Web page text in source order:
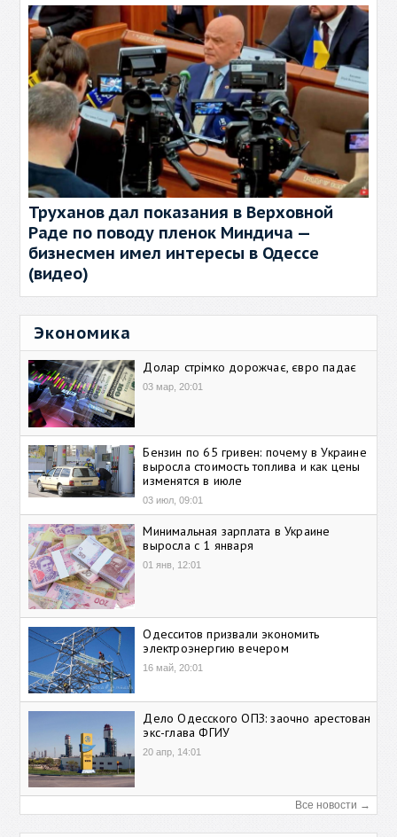
Труханов дал показания в Верховной
Раде по поводу пленок Миндича —
бизнесмен имел интересы в Одессе
(видео)
Экономика
Долар стрімко дорожчає, євро падає
03 мар, 20:01
Бензин по 65 гривен: почему в Украине
выросла стоимость топлива и как цены
изменятся в июле
03 июл, 09:01
Минимальная зарплата в Украине
выросла с 1 января
01 янв, 12:01
Одесситов призвали экономить
электроэнергию вечером
16 май, 20:01
Дело Одесского ОПЗ: заочно арестован
экс-глава ФГИУ
20 апр, 14:01
Все новости →